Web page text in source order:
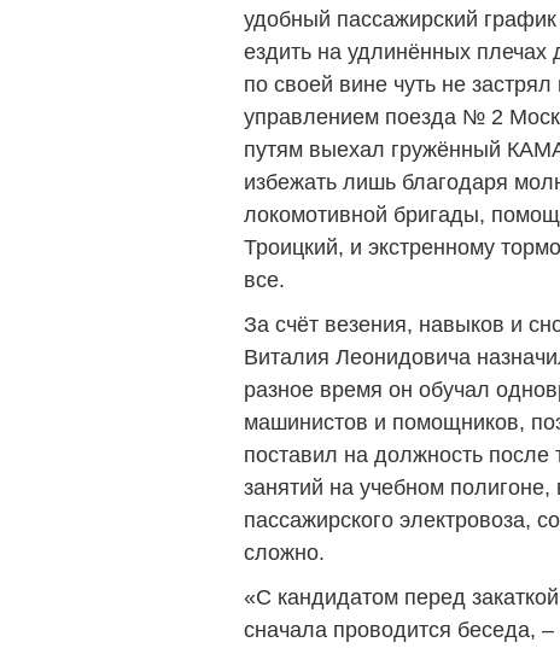
удобный пассажирский
ездить на удлинённых
по своей вине чуть не
управлением поезда № 2
путям выехал гружённый
избежать лишь благодаря
локомотивной бригады,
Троицкий, и экстренному
все.
За счёт везения, навыков и
Виталия Леонидовича
разное время он обучал
машинистов и помощников,
поставил на должность после
занятий на учебном
пассажирского электровоза,
сложно.
«С кандидатом перед
сначала проводится беседа,